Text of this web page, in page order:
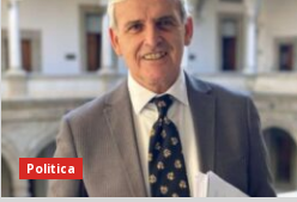
Politica